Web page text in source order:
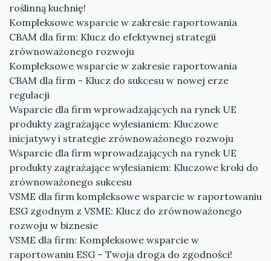
roślinną kuchnię!
Kompleksowe wsparcie w zakresie raportowania
CBAM dla firm: Klucz do efektywnej strategii
zrównoważonego rozwoju
Kompleksowe wsparcie w zakresie raportowania
CBAM dla firm - Klucz do sukcesu w nowej erze
regulacji
Wsparcie dla firm wprowadzających na rynek UE
produkty zagrażające wylesianiem: Kluczowe
inicjatywy i strategie zrównoważonego rozwoju
Wsparcie dla firm wprowadzających na rynek UE
produkty zagrażające wylesianiem: Kluczowe kroki do
zrównoważonego sukcesu
VSME dla firm kompleksowe wsparcie w raportowaniu
ESG zgodnym z VSME: Klucz do zrównoważonego
rozwoju w biznesie
VSME dla firm: Kompleksowe wsparcie w
raportowaniu ESG – Twoja droga do zgodności!